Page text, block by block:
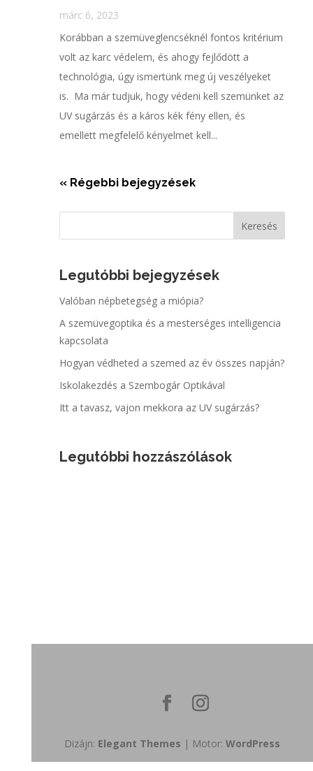
márc 6, 2023
Korábban a szemüveglencséknél fontos kritérium
volt az karc védelem, és ahogy fejlődött a
technológia, úgy ismertünk meg új veszélyeket
is. Ma már tudjuk, hogy védeni kell szemünket az
UV sugárzás és a káros kék fény ellen, és
emellett megfelelő kényelmet kell...
« Régebbi bejegyzések
Legutóbbi bejegyzések
Valóban népbetegség a miópia?
A szemüvegoptika és a mesterséges intelligencia
kapcsolata
Hogyan védheted a szemed az év összes napján?
Iskolakezdés a Szembogár Optikával
Itt a tavasz, vajon mekkora az UV sugárzás?
Legutóbbi hozzászólások
Dizájn: Elegant Themes | Motor: WordPress